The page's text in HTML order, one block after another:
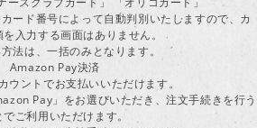
ード番号によって自動判別いたしますので、カ
入力する画面はありません。
法は、一括のみとなります。
Amazon Pay決済
ウントでお支払いいただけます。
Pay」をお選びいただき、注文手続きを行う
でご利用いただけます。